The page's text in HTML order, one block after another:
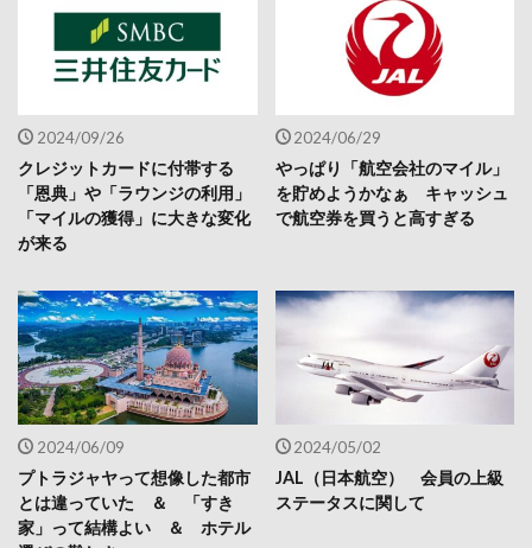
2024/09/26
クレジットカードに付帯する
「恩典」や「ラウンジの利用」
「マイルの獲得」に大きな変化
が来る
2024/06/29
やっぱり「航空会社のマイル」
を貯めようかなぁ キャッシュ
で航空券を買うと高すぎる
2024/06/09
プトラジャヤって想像した都市
とは違っていた ＆ 「すき
家」って結構よい ＆ ホテル
2024/05/02
JAL（日本航空） 会員の上級
ステータスに関して